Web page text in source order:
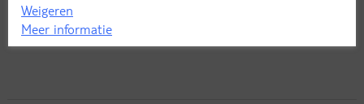
Bekijk ons aanbod
Weigeren
Meer informatie